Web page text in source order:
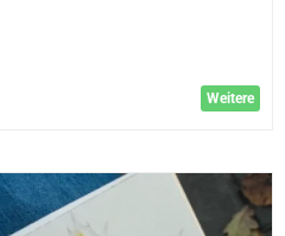
Weitere